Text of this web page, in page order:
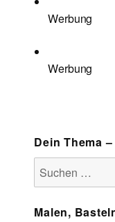
Werbung
Werbung
Dein Thema
Suchen
nach:
Malen,